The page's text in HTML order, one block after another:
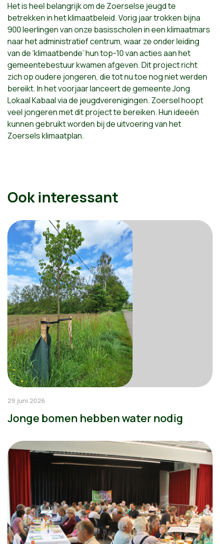
Het is heel belangrijk om de Zoerselse jeugd te
betrekken in het klimaatbeleid. Vorig jaar trokken bijna
900 leerlingen van onze basisscholen in een klimaatmars
naar het administratief centrum, waar ze onder leiding
van de ‘klimaatbende’ hun top-10 van acties aan het
gemeentebestuur kwamen afgeven. Dit project richt
zich op oudere jongeren, die tot nu toe nog niet werden
bereikt. In het voorjaar lanceert de gemeente Jong
Lokaal Kabaal via de jeugdverenigingen. Zoersel hoopt
veel jongeren met dit project te bereiken. Hun ideeën
kunnen gebruikt worden bij de uitvoering van het
Zoersels klimaatplan.
Ook interessant
29 juni 2026
Jonge bomen hebben water nodig